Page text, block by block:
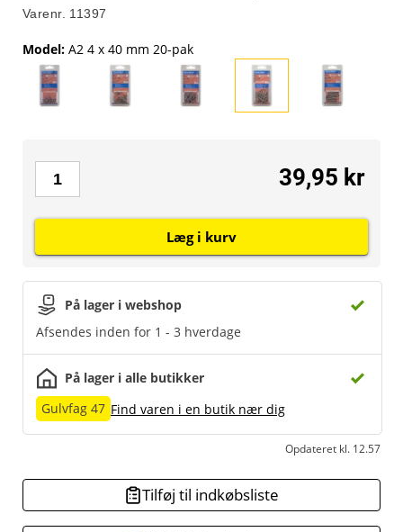
Varenr. 11397
Model: A2 4 x 40 mm 20-pak
På lager i webshop
Afsendes inden for 1 - 3 hverdage
På lager i alle butikker
Gulvfag 47 Find varen i en butik nær dig
Opdateret kl. 12.57
39,95 kr
Læg i kurv
Tilføj til indkøbsliste